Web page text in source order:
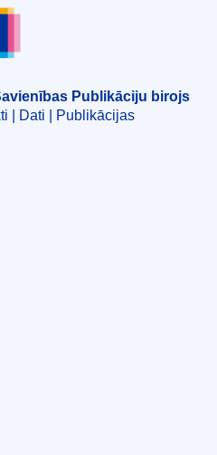
Publikāciju birojs
Publikāciju birojs
| Dati | Publikācijas